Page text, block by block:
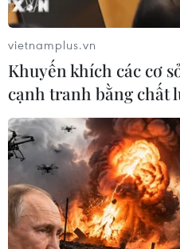
Thanh Hóa tạm giữ
thương hiệu nổi
27/05/2025 12:57
Tại thời điểm kiểm tra, lực
vietnamplus.vn
Khuyến khích các cơ
cạnh tranh bằng chất